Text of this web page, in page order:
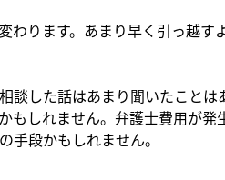
わります。あまり早く引っ越す
談した話はあまり聞いたこと
もしれません。弁護士費用が
手段かもしれません。